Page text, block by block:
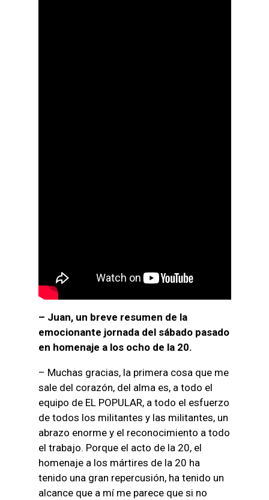
– Juan, un breve resumen de la
emocionante jornada del sábado pasado
en homenaje a los ocho de la 20.
– Muchas gracias, la primera cosa que me
sale del corazón, del alma es, a todo el
equipo de EL POPULAR, a todo el esfuerzo
de todos los militantes y las militantes, un
abrazo enorme y el reconocimiento a todo
el trabajo. Porque el acto de la 20, el
homenaje a los mártires de la 20 ha
tenido una gran repercusión, ha tenido un
alcance que a mí me parece que si no